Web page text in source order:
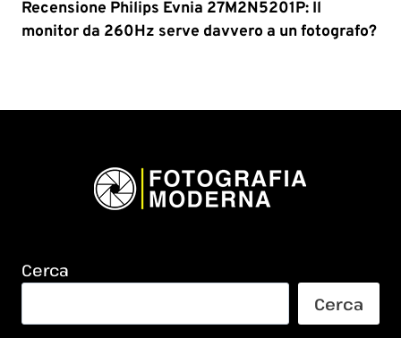
Recensione Philips Evnia 27M2N5201P: Il
monitor da 260Hz serve davvero a un fotografo?
Cerca
Cerca